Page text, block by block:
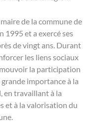
de la commune de
1995 et a exercé ses
de vingt ans. Durant
les liens sociaux
la participation
importance à la
en travaillant à la
et à la valorisation du